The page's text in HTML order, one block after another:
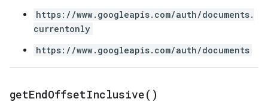
https://www.googleapis.com/auth/documents.
currentonly
https://www.googleapis.com/auth/documents
getEndOffsetInclusive( )